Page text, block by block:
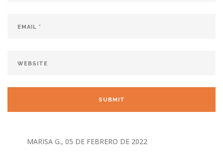
MARISA G., 05 DE FEBRERO DE 2022